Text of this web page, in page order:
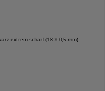
extrem scharf (18 × 0,5 mm)